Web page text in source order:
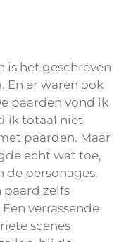
is het geschreven
En er waren ook
paarden vond ik
ik totaal niet
paarden. Maar
echt wat toe,
de personages.
paard zelfs
verrassende
scenes